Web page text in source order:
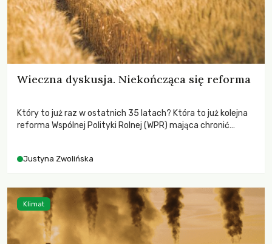
Wieczna dyskusja. Niekończąca się reforma
Który to już raz w ostatnich 35 latach? Która to już kolejna
reforma Wspólnej Polityki Rolnej (WPR) mająca chronić
Justyna Zwolińska
Klimat